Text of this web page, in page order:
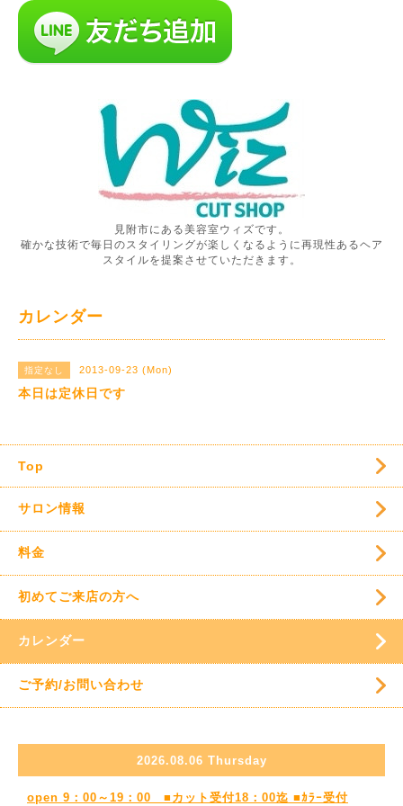
見附市にある美容室ウィズです。
確かな技術で毎日のスタイリングが楽しくなるように再現性あるヘア
スタイルを提案させていただきます。
カレンダー
指定なし 2013-09-23 (Mon)
本日は定休日です
Top
サロン情報
料金
初めてご来店の方へ
カレンダー
ご予約/お問い合わせ
2026.08.06 Thursday
open 9：00～19：00 ■カット受付18：00迄 ■ｶﾗｰ受付